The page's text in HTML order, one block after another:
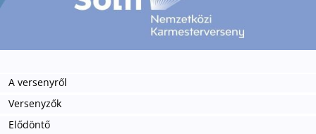
A versenyről
Versenyzők
Elődöntő